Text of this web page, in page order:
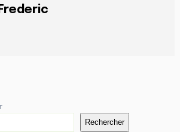
Frederic
Rechercher